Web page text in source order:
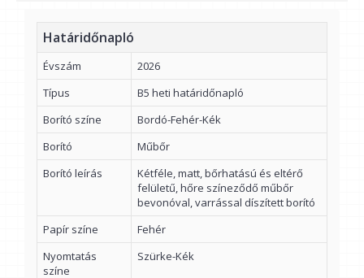
Határidőnapló
Évszám
2026
Típus
B5 heti határidőnapló
Borító színe
Bordó-Fehér-Kék
Borító
Műbőr
Borító leírás
Kétféle, matt, bőrhatású és eltérő
felületű, hőre színeződő műbőr
bevonóval, varrással díszített borító
Papír színe
Fehér
Nyomtatás
színe
Szürke-Kék